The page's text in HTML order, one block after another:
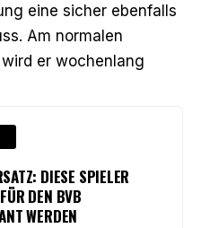
eine sicher ebenfalls
Am normalen
er wochenlang
DIESE SPIELER
DEN BVB
WERDEN